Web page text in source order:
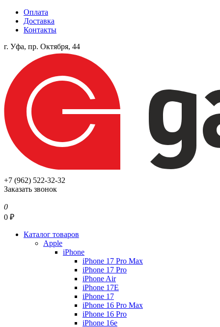
Оплата
Доставка
Контакты
г. Уфа, пр. Октября, 44
+7 (962) 522-32-32
Заказать звонок
0
0 ₽
Каталог товаров
Apple
iPhone
iPhone 17 Pro Max
iPhone 17 Pro
iPhone Air
iPhone 17E
iPhone 17
iPhone 16 Pro Max
iPhone 16 Pro
iPhone 16e